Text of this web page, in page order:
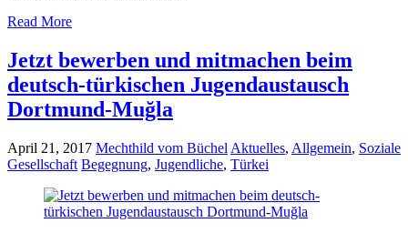
Read More
Jetzt bewerben und mitmachen beim
deutsch-türkischen Jugendaustausch
Dortmund-Muğla
April 21, 2017 Mechthild vom Büchel Aktuelles, Allgemein, Soziale
Gesellschaft Begegnung, Jugendliche, Türkei